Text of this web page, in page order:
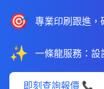
🎯 專業印刷跟進
✨ 一條龍服務：
即刻查詢報價 📞